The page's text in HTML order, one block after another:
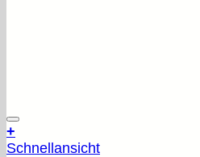
+
Schnellansicht